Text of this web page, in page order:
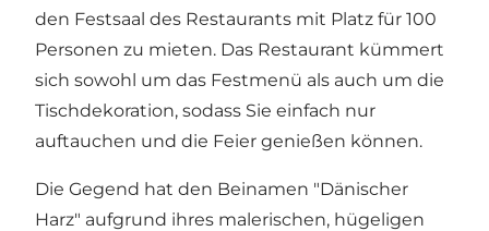
den Festsaal des Restaurants mit Platz für 100
Personen zu mieten. Das Restaurant kümmert
sich sowohl um das Festmenü als auch um die
Tischdekoration, sodass Sie einfach nur
auftauchen und die Feier genießen können.
Die Gegend hat den Beinamen "Dänischer
Harz" aufgrund ihres malerischen, hügeligen